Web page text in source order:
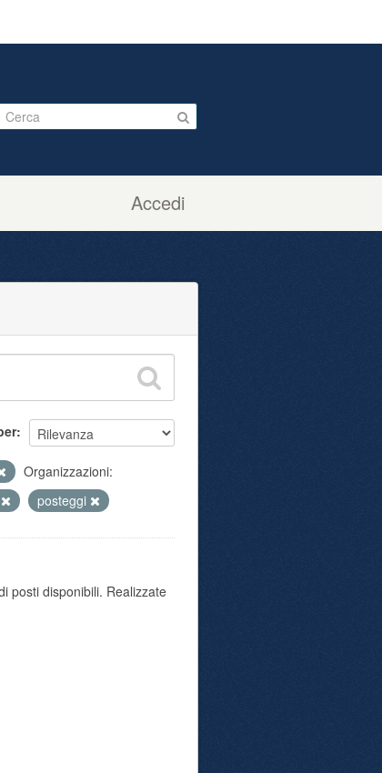
Accedi
Organizzazioni:
posteggi
posti disponibili. Realizzate